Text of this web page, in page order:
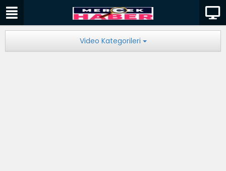
Video Kategorileri